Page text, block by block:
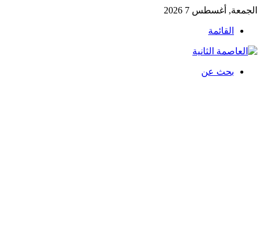
الجمعة, أغسطس 7 2026
القائمة
بحث عن